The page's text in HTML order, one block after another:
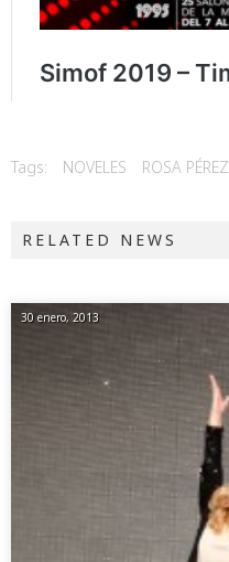
Tags: NOVELES ROSA PÉREZ
RELATED NEWS
30 enero, 2013